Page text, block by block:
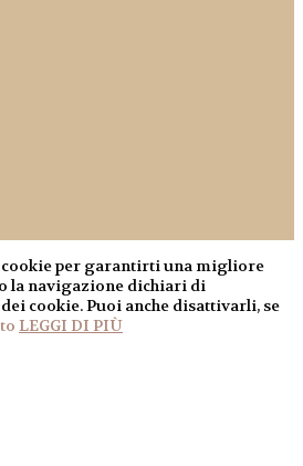
cookie per garantirti una migliore
la navigazione dichiari di
cookie. Puoi anche disattivarli, se
LEGGI DI PIÙ